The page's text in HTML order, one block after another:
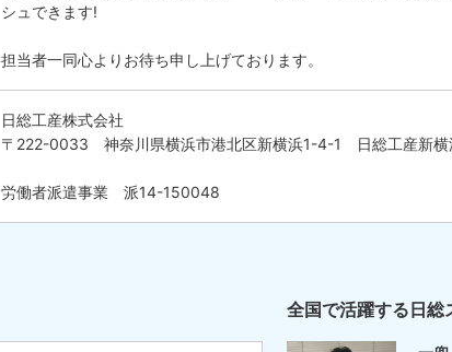
シュできます!
担当者一同心よりお待ち申し上げております。
日総工産株式会社
〒222-0033 神奈川県横浜市港北区新横浜1-4-1 日総工産新横
労働者派遣事業 派14-150048
全国で活躍する日総